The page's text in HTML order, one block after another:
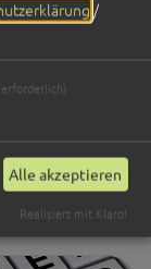
/
Alle akzeptieren
Realisiert mit Klaro!